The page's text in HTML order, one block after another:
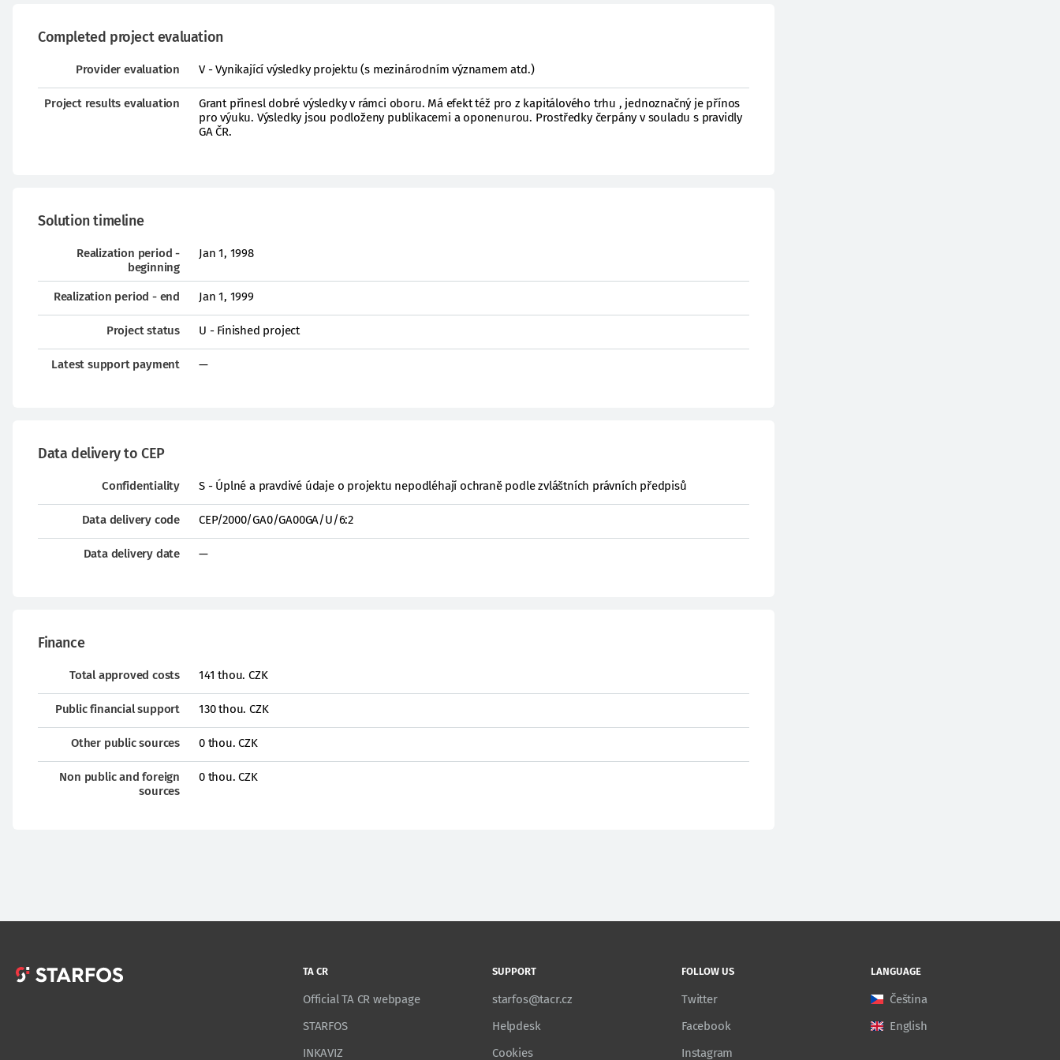
Completed project evaluation
Provider evaluation V - Vynikající výsledky projektu (s mezinárodním významem atd.)
Project results evaluation
Grant přinesl dobré výsledky v rámci oboru. Má efekt též pro z kapitálového trhu , jednoznačný je přínos
pro výuku. Výsledky jsou podloženy publikacemi a oponenurou. Prostředky čerpány v souladu s pravidly
GA ČR.
Solution timeline
Realization period -
beginning
Jan 1, 1998
Realization period - end Jan 1, 1999
Project status U - Finished project
Latest support payment —
Data delivery to CEP
Confidentiality S - Úplné a pravdivé údaje o projektu nepodléhají ochraně podle zvláštních právních předpisů
Data delivery code CEP/2000/GA0/GA00GA/U/6:2
Data delivery date —
Finance
Total approved costs 141 thou. CZK
Public financial support 130 thou. CZK
Other public sources 0 thou. CZK
Non public and foreign
sources
0 thou. CZK
TA CR
Official TA CR webpage
STARFOS
INKAVIZ
SUPPORT
starfos@tacr.cz
Helpdesk
Cookies
FOLLOW US
Twitter
Facebook
Instagram
LANGUAGE
Čeština
English